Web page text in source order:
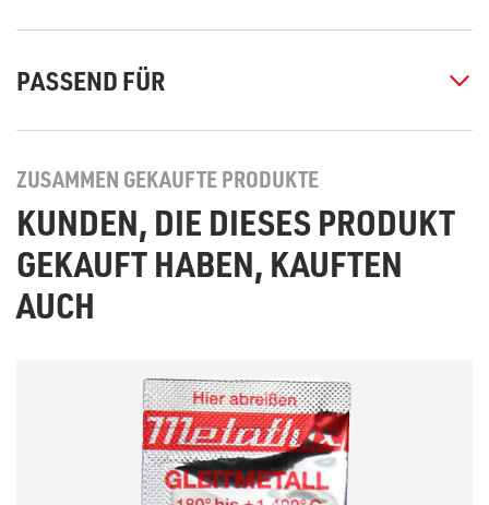
PASSEND FÜR
ZUSAMMEN GEKAUFTE PRODUKTE
KUNDEN, DIE DIESES PRODUKT
GEKAUFT HABEN, KAUFTEN
AUCH